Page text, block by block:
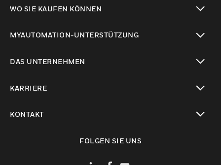
WO SIE KAUFEN KÖNNEN
MYAUTOMATION-UNTERSTÜTZUNG
DAS UNTERNEHMEN
KARRIERE
KONTAKT
FOLGEN SIE UNS